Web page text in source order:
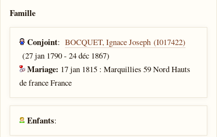
Famille
Conjoint:BOCQUET, Ignace Joseph (I017422)
(27 jan 1790 - 24 déc 1867)
Mariage: 17 jan 1815 : Marquillies 59 Nord Hauts
de france France
Enfants: